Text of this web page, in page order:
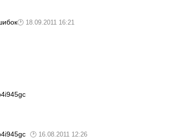
18.09.2011 16:21
16.08.2011 12:26